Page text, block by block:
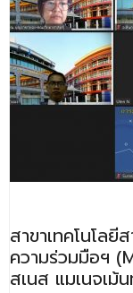
สาขาเทคโนโล
ความร่วมมือฯ
สเนส แมเนจเม้